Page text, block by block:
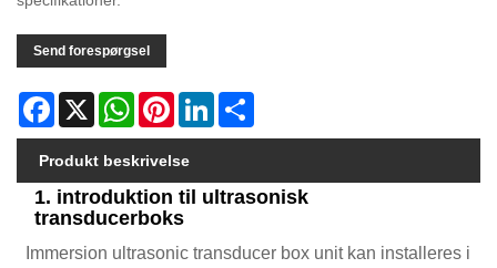
Send forespørgsel
Facebook
X WhatsAppPinterestLinkedIn
Produkt beskrivelse
1. introduktion til ultrasonisk
transducerboks
Immersion ultrasonic transducer box unit kan installeres i